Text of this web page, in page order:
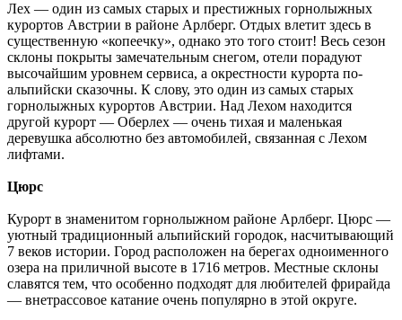
Лех — один из самых старых и престижных горнолыжных
курортов Австрии в районе Арлберг. Отдых влетит здесь в
существенную «копеечку», однако это того стоит! Весь сезон
склоны покрыты замечательным снегом, отели порадуют
высочайшим уровнем сервиса, а окрестности курорта по-
альпийски сказочны. К слову, это один из самых старых
горнолыжных курортов Австрии. Над Лехом находится
другой курорт — Оберлех — очень тихая и маленькая
деревушка абсолютно без автомобилей, связанная с Лехом
лифтами.
Цюрс
Курорт в знаменитом горнолыжном районе Арлберг. Цюрс —
уютный традиционный альпийский городок, насчитывающий
7 веков истории. Город расположен на берегах одноименного
озера на приличной высоте в 1716 метров. Местные склоны
славятся тем, что особенно подходят для любителей фрирайда
— внетрассовое катание очень популярно в этой округе.